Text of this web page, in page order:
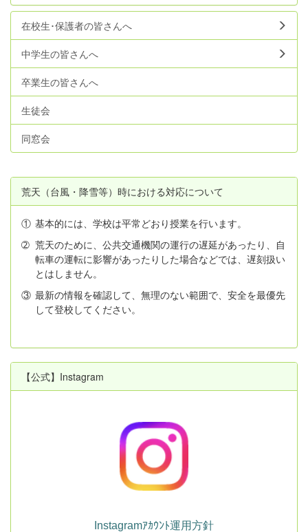
在校生･保護者の皆さんへ
中学生の皆さんへ
卒業生の皆さんへ
生徒会
同窓会
荒天（台風・降雪等）時における対応について
① 基本的には、学校は平常どおり授業を行います。
➁ 荒天のために、公共交通機関の運行の遅延があったり、自
転車の運転に影響があったりした場合などでは、遅刻扱い
とはしません。
③ 最新の情報を確認して、無理のない範囲で、安全を最優先
して登校してください。
【公式】Instagram
Instagramｱｶｳﾝﾄ運用方針